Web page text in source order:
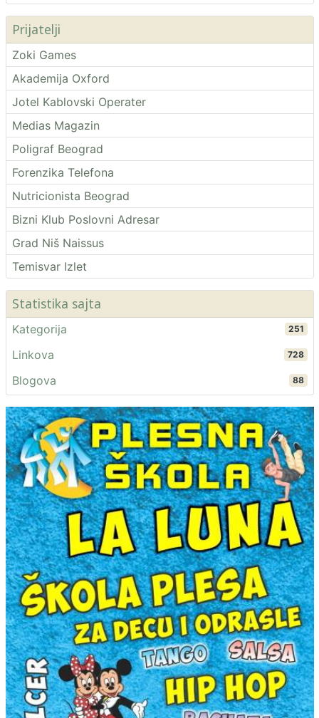
Prijatelji
Zoki Games
Akademija Oxford
Jotel Kablovski Operater
Medias Magazin
Poligraf Beograd
Forenzika Telefona
Nutricionista Beograd
Bizni Klub Poslovni Adresar
Grad Niš Naissus
Temisvar Izlet
Statistika sajta
Kategorija 251
Linkova 728
Blogova 88